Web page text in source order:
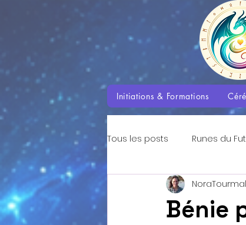
Initiations & Formations
Tous les posts Runes du
Enseignements des
Bénie